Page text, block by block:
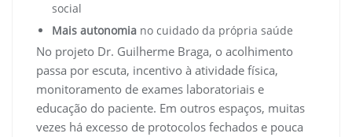
social
Mais autonomia no cuidado da própria saúde
No projeto Dr. Guilherme Braga, o acolhimento
passa por escuta, incentivo à atividade física,
monitoramento de exames laboratoriais e
educação do paciente. Em outros espaços, muitas
vezes há excesso de protocolos fechados e pouca